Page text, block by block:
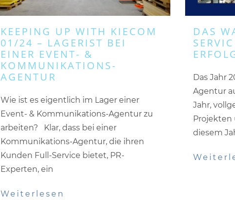
KEEPING UP WITH KIECOM
01/24 – LAGERIST BEI
EINER EVENT- &
KOMMUNIKATIONS-
AGENTUR
Wie ist es eigentlich im Lager einer
Event- & Kommunikations-Agentur zu
arbeiten? Klar, dass bei einer
Kommunikations-Agentur, die ihren
Kunden Full-Service bietet, PR-
Experten, ein
Weiterlesen
DAS
Das Jahr
Agentur
Jahr,
Projekten
diesem